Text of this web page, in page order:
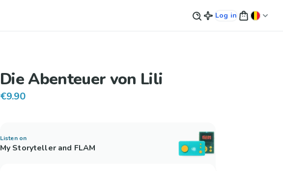
Log in
Die Abenteuer von Lili
€9.90
Listen on
My Storyteller and FLAM